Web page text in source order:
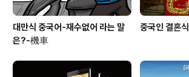
대만식 중국어-재수없어 라는 말
은?-機車
중국인 결혼식